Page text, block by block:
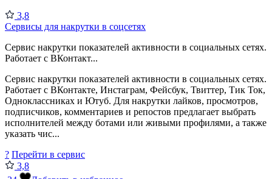
3,8
Сервисы для накрутки в соцсетях
Сервис накрутки показателей активности в социальных сетях.
Работает с ВКонтакт...
Сервис накрутки показателей активности в социальных сетях.
Работает с ВКонтакте, Инстаграм, Фейсбук, Твиттер, Тик Ток,
Одноклассниках и Ютуб. Для накрутки лайков, просмотров,
подписчиков, комментариев и репостов предлагает выбрать
исполнителей между ботами или живыми профилями, а также
указать чис...
? Перейти в сервис
3,8